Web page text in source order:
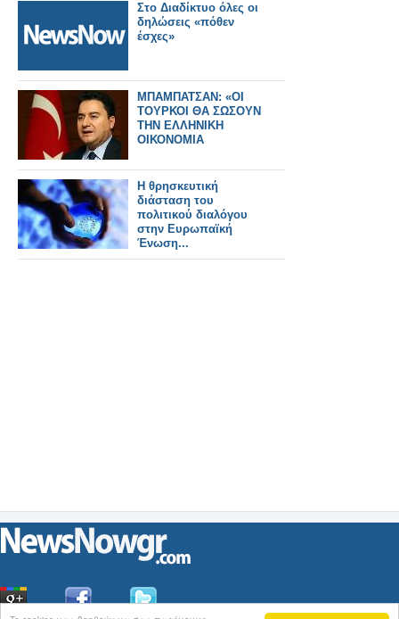
Στο Διαδίκτυο όλες οι
δηλώσεις «πόθεν
έσχες»
ΜΠΑΜΠΑΤΣΑΝ: «ΟΙ
ΤΟΥΡΚΟΙ ΘΑ ΣΩΣΟΥΝ
ΤΗΝ ΕΛΛΗΝΙΚΗ
ΟΙΚΟΝΟΜΙΑ
Η θρησκευτική
διάσταση του
πολιτικού διαλόγου
στην Ευρωπαϊκή
Ένωση...